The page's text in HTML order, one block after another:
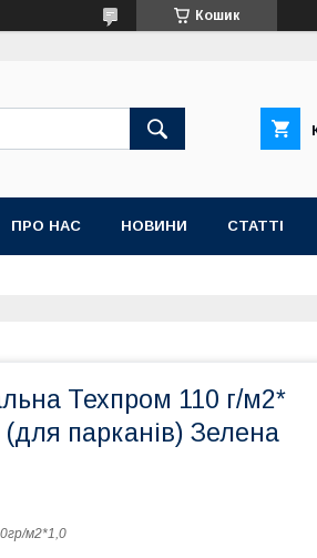
Кошик
ПРО НАС НОВИНИ СТАТТІ
Техпром 110 г/м2*
(для парканів) Зелена
м2*1,0